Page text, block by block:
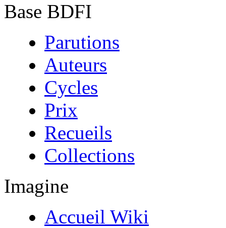
Base BDFI
Parutions
Auteurs
Cycles
Prix
Recueils
Collections
Imagine
Accueil Wiki